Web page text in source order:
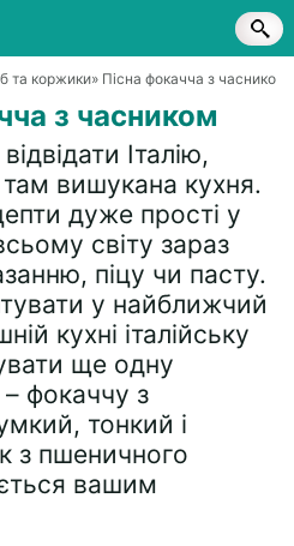
та коржики» Пісна фокачча з часником
з часником
Італію,
там вишукана кухня.
дуже прості у
світу зараз
піцу чи пасту.
у найближчий
кухні італійську
ще одну
фокаччу з
тонкий і
з пшеничного
вашим